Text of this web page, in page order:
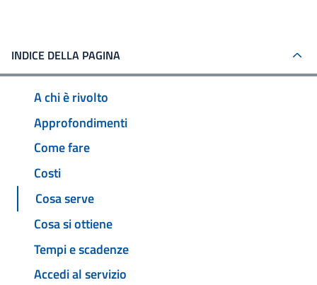
INDICE DELLA PAGINA
A chi è rivolto
Approfondimenti
Come fare
Costi
Cosa serve
Cosa si ottiene
Tempi e scadenze
Accedi al servizio